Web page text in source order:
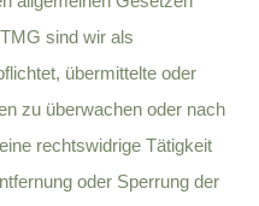
sind wir als
übermittelte oder
zu überwachen oder nach
rechtswidrige Tätigkeit
oder Sperrung der